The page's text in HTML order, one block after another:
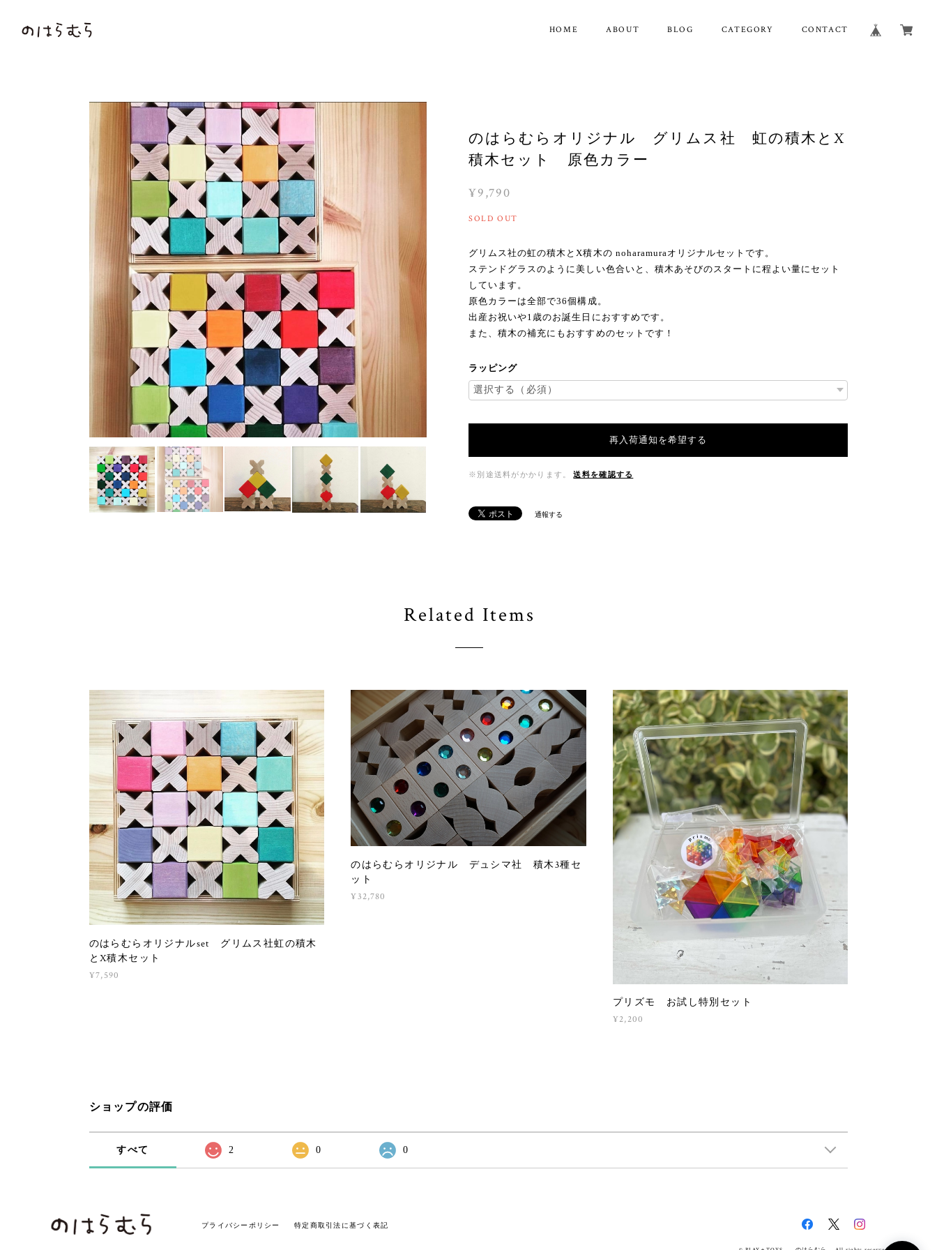
HOME ABOUT BLOG CATEGORY CONTACT
のはらむらオリジナル グリムス社 虹の積木とX
積木セット 原色カラー
¥9,790
SOLD OUT
グリムス社の虹の積木とX積木の noharamuraオリジナルセットです。
ステンドグラスのように美しい色合いと、積木あそびのスタートに程よい量にセット
しています。
原色カラーは全部で36個構成。
出産お祝いや1歳のお誕生日におすすめです。
また、積木の補充にもおすすめのセットです！
ラッピング
再入荷通知を希望する
※別途送料がかかります。 送料を確認する
通報する
Related Items
のはらむらオリジナルset グリムス社虹の積木
とX積木セット
¥7,590
のはらむらオリジナル デュシマ社 積木3種セ
ット
¥32,780
プリズモ お試し特別セット
¥2,200
ショップの評価
すべて 2 0 0
プライバシーポリシー 特定商取引法に基づく表記